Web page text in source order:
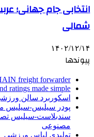
انتخابی جام جهانی؛
شمالی
۱۴۰۲/۱۲/۱۴
پیوندها
freight forwarder
ratings made simple
اسکوربرد سالن
پودر سیلیس-سیلیس
سندبلاست-سیلیس
مصنوعی
تولیدی لباس ورزشی